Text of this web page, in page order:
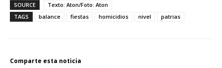
SOURCE
Texto: Aton/Foto: Aton
TAGS
balance fiestas homicidios nivel patrias
Comparte esta noticia